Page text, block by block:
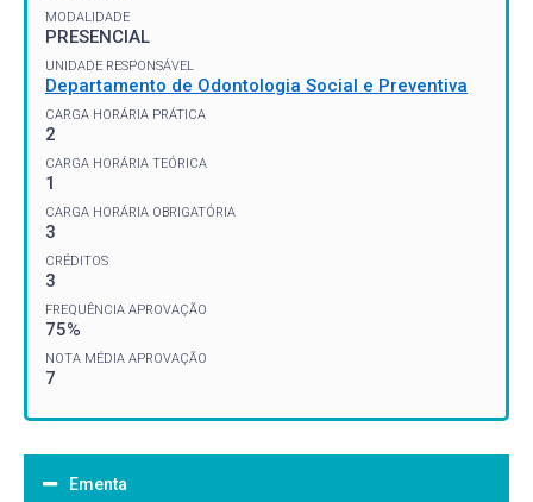
MODALIDADE
PRESENCIAL
UNIDADE RESPONSÁVEL
Departamento de Odontologia Social e Preventiva
CARGA HORÁRIA PRÁTICA
2
CARGA HORÁRIA TEÓRICA
1
CARGA HORÁRIA OBRIGATÓRIA
3
CRÉDITOS
3
FREQUÊNCIA APROVAÇÃO
75%
NOTA MÉDIA APROVAÇÃO
7
Ementa